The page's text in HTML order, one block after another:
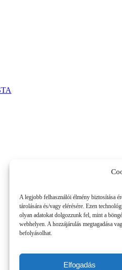
A legjobb felhasználói élmény biztosítása
tárolására és/vagy elérésére. Ezen
olyan adatokat dolgozzunk fel, mint a
webhelyen. A hozzájárulás megtagadása
befolyásolhat.
Elfogadás